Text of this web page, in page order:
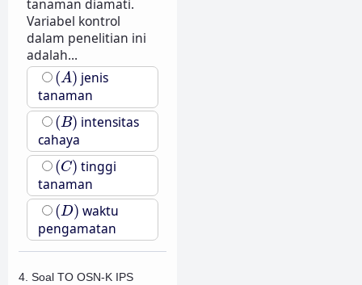
tanaman diamati.
Variabel kontrol
dalam penelitian ini
adalah...
(A)
(A) jenis
tanaman
(B)
(B) intensitas
cahaya
(C)
(C) tinggi
tanaman
(D)
(D) waktu
pengamatan
4. Soal TO OSN-K IPS